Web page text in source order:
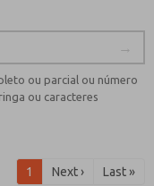
ou parcial ou número
ou caracteres
1 Next › Last »